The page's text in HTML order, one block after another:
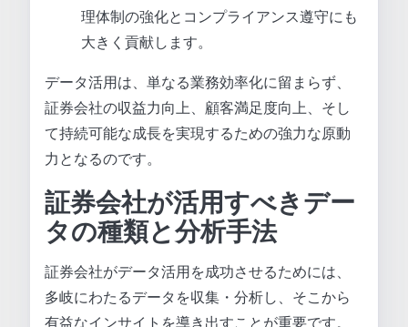
理体制の強化とコンプライアンス遵守にも
大きく貢献します。
データ活用は、単なる業務効率化に留まらず、
証券会社の収益力向上、顧客満足度向上、そし
て持続可能な成長を実現するための強力な原動
力となるのです。
証券会社が活用すべきデー
タの種類と分析手法
証券会社がデータ活用を成功させるためには、
多岐にわたるデータを収集・分析し、そこから
有益なインサイトを導き出すことが重要です。